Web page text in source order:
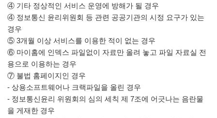
④ 기타 정상적인 서비스 운영에 방해가 될 경우
④ 정보통신 윤리위원회 등 관련 공공기관의 시정 요구가 있는
경우
⑤ 3개월 이상 서비스를 이용한 적이 없는 경우
⑥ 마이홈에 인덱스 파일없이 자료만 올려 놓고 파일 자료실 전
용으로 이용하는 경우
⑦ 불법 홈페이지인 경우
- 상용소프트웨어나 크랙파일을 올린 경우
- 정보통신윤리 위원회의 심의 세칙 제 7조에 어긋나는 음란물
을 게재한 경우